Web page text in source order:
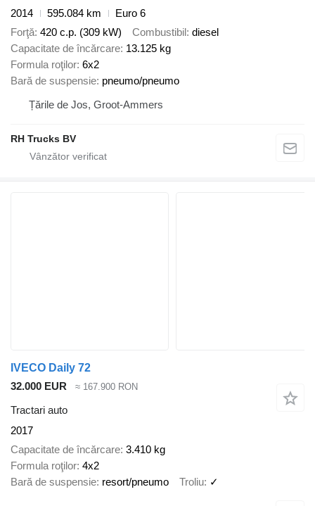
2014
595.084 km
Euro 6
Forţă 420 c.p. (309 kW) Combustibil diesel
Capacitate de încărcare 13.125 kg
Formula roţilor 6x2
Bară de suspensie pneumo/pneumo
Țările de Jos, Groot-Ammers
RH Trucks BV
IVECO Daily 72
32.000 EUR
≈ 167.900 RON
Tractari auto
2017
Capacitate de încărcare 3.410 kg
Formula roţilor 4x2
Bară de suspensie resort/pneumo Troliu ✓